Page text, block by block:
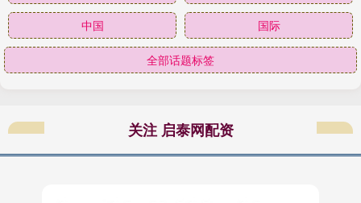
中国 国际
全部话题标签
关注 启泰网配资